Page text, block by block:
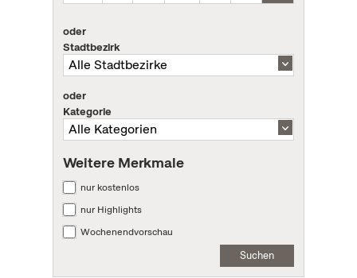
oder
Stadtbezirk
oder
Kategorie
Weitere Merkmale
nur kostenlos
nur Highlights
Wochenendvorschau
Suchen